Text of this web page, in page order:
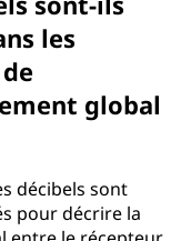
les
global
décibels sont
pour décrire la